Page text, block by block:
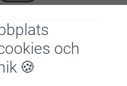
och
inspiration?